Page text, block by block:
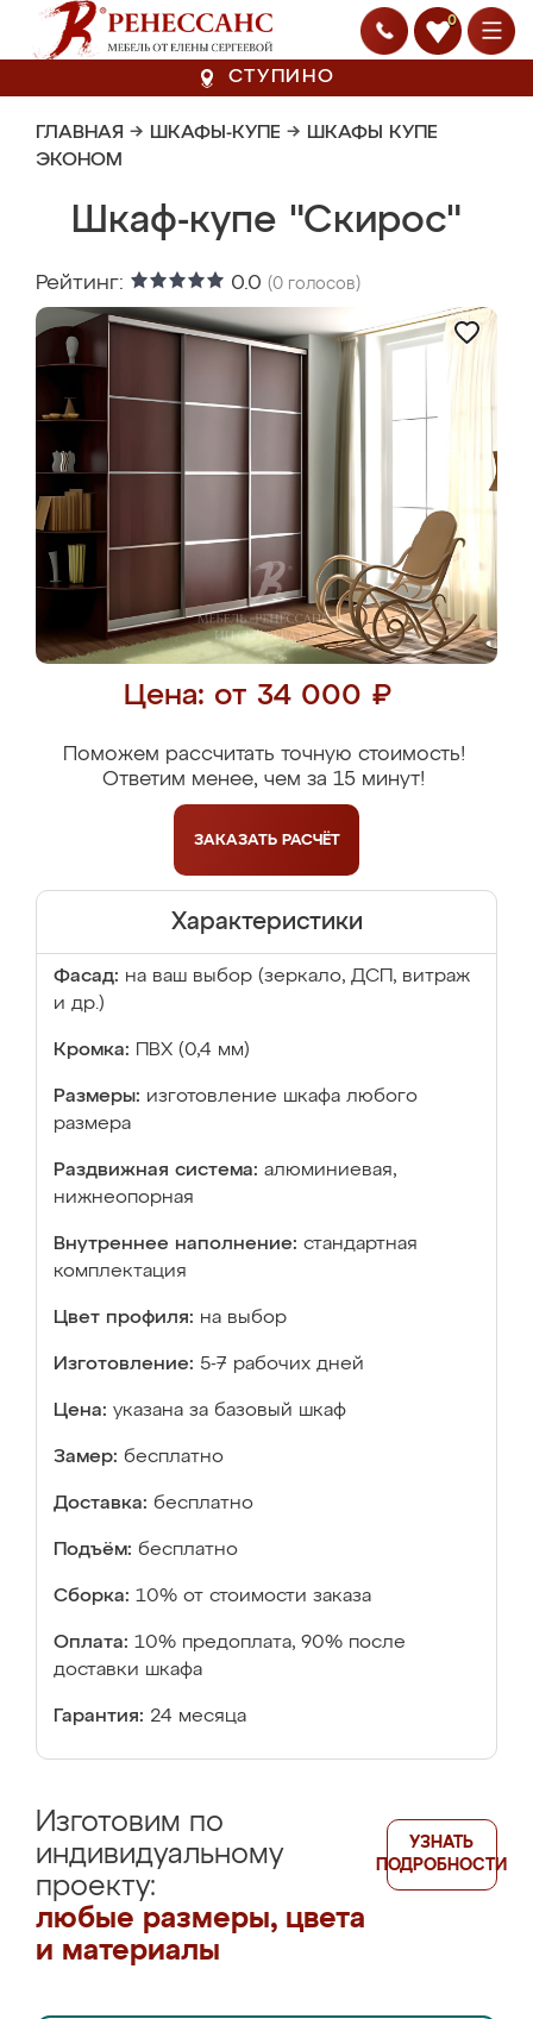
0
СТУПИНО
ГЛАВНАЯ → ШКАФЫ-КУПЕ → ШКАФЫ КУПЕ
ЭКОНОМ
Шкаф-купе "Скирос"
Рейтинг: 0.0 (0 голосов)
Цена: от 34 000 ₽
Поможем рассчитать точную стоимость!
Ответим менее, чем за 15 минут!
ЗАКАЗАТЬ РАСЧЁТ
Характеристики
Фасад: на ваш выбор (зеркало, ДСП, витраж
и др.)
Кромка: ПВХ (0,4 мм)
Размеры: изготовление шкафа любого
размера
Раздвижная система: алюминиевая,
нижнеопорная
Внутреннее наполнение: стандартная
комплектация
Цвет профиля: на выбор
Изготовление: 5-7 рабочих дней
Цена: указана за базовый шкаф
Замер: бесплатно
Доставка: бесплатно
Подъём: бесплатно
Сборка: 10% от стоимости заказа
Оплата: 10% предоплата, 90% после
доставки шкафа
Гарантия: 24 месяца
Изготовим по
индивидуальному
проекту:
любые размеры, цвета
и материалы
УЗНАТЬ
ПОДРОБНОСТИ